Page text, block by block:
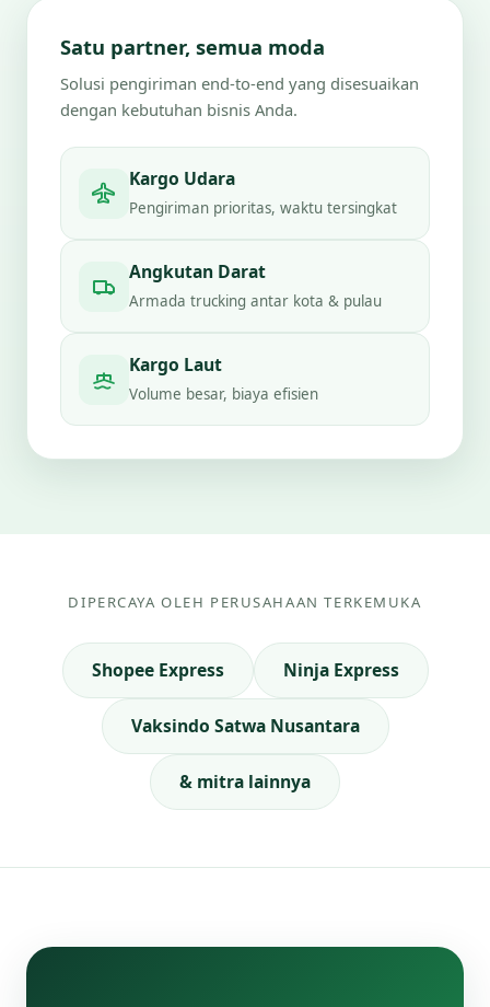
Satu partner, semua moda
Solusi pengiriman end-to-end yang disesuaikan
dengan kebutuhan bisnis Anda.
Kargo Udara
Pengiriman prioritas, waktu tersingkat
Angkutan Darat
Armada trucking antar kota & pulau
Kargo Laut
Volume besar, biaya efisien
DIPERCAYA OLEH PERUSAHAAN TERKEMUKA
Shopee Express Ninja Express
Vaksindo Satwa Nusantara
& mitra lainnya